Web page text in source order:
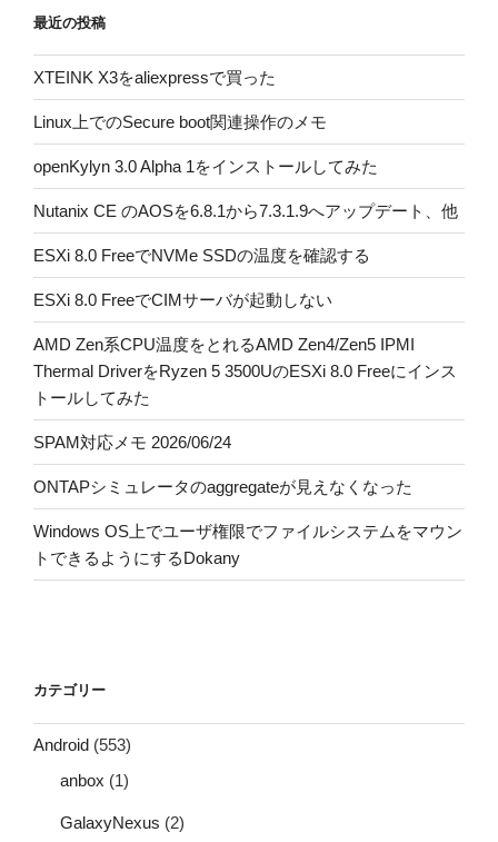
最近の投稿
XTEINK X3をaliexpressで買った
Linux上でのSecure boot関連操作のメモ
openKylyn 3.0 Alpha 1をインストールしてみた
Nutanix CE のAOSを6.8.1から7.3.1.9へアップデート、他
ESXi 8.0 FreeでNVMe SSDの温度を確認する
ESXi 8.0 FreeでCIMサーバが起動しない
AMD Zen系CPU温度をとれるAMD Zen4/Zen5 IPMI
Thermal DriverをRyzen 5 3500UのESXi 8.0 Freeにインス
トールしてみた
SPAM対応メモ 2026/06/24
ONTAPシミュレータのaggregateが見えなくなった
Windows OS上でユーザ権限でファイルシステムをマウン
トできるようにするDokany
カテゴリー
Android (553)
anbox (1)
GalaxyNexus (2)